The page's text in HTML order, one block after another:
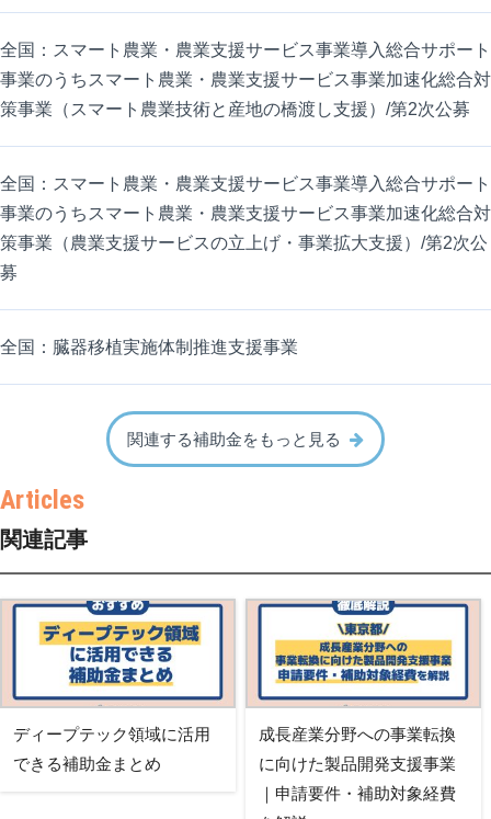
全国：スマート農業・農業支援サービス事業導入総合サポート
事業のうちスマート農業・農業支援サービス事業加速化総合対
策事業（スマート農業技術と産地の橋渡し支援）/第2次公募
全国：スマート農業・農業支援サービス事業導入総合サポート
事業のうちスマート農業・農業支援サービス事業加速化総合対
策事業（農業支援サービスの立上げ・事業拡大支援）/第2次公
募
全国：臓器移植実施体制推進支援事業
関連する補助金をもっと見る
関連記事
ディープテック領域に活用
できる補助金まとめ
成長産業分野への事業転換
に向けた製品開発支援事業
｜申請要件・補助対象経費